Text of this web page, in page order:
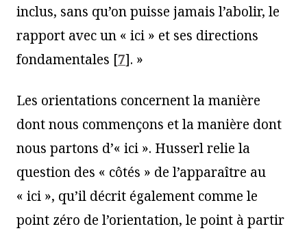
inclus, sans qu’on puisse jamais l’abolir, le
rapport avec un « ici » et ses directions
fondamentales [7]. »
Les orientations concernent la manière
dont nous commençons et la manière dont
nous partons d’« ici ». Husserl relie la
question des « côtés » de l’apparaître au
« ici », qu’il décrit également comme le
point zéro de l’orientation, le point à partir